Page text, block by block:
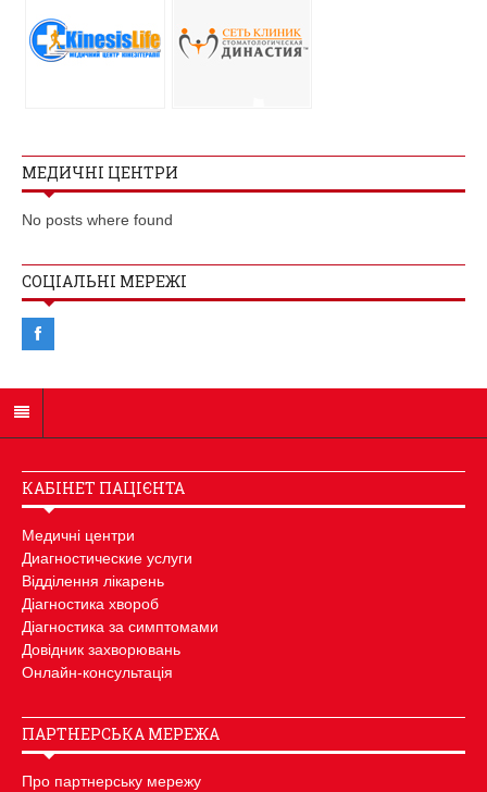
МЕДИЧНІ ЦЕНТРИ
No posts where found
СОЦІАЛЬНІ МЕРЕЖІ
КАБІНЕТ ПАЦІЄНТА
Медичні центри
Диагностические услуги
Відділення лікарень
Діагностика хвороб
Діагностика за симптомами
Довідник захворювань
Онлайн-консультація
ПАРТНЕРСЬКА МЕРЕЖА
Про партнерську мережу